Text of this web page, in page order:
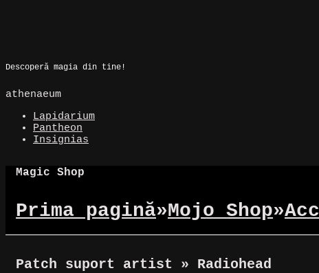
Descoperă magia din tine!
athenaeum
Lapidarium
Pantheon
Insignias
Magic Shop
Prima pagină»Mojo Shop»
Patch suport artist » Radiohead